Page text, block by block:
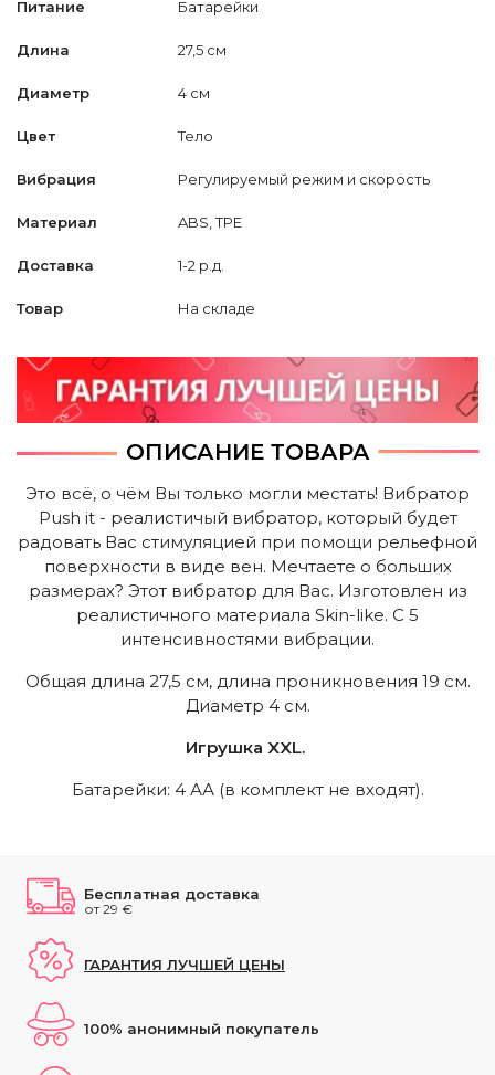
Питание Батарейки
Длина 27,5 см
Диаметр 4 см
Цвет Тело
Вибрация Регулируемый режим и скорость
Материал ABS, TPE
Доставка 1-2 р.д.
Товар На складе
ОПИСАНИЕ ТОВАРА
Это всё, о чём Вы только могли местать! Вибратор
Push it - реалистичый вибратор, который будет
радовать Вас стимуляцией при помощи рельефной
поверхности в виде вен. Мечтаете о больших
размерах? Этот вибратор для Вас. Изготовлен из
реалистичного материала Skin-like. C 5
интенсивностями вибрации.
Общая длина 27,5 см, длина проникновения 19 см.
Диаметр 4 см.
Игрушка XXL.
Батарейки: 4 АА (в комплект не входят).
Бесплатная доставка
от 29 €
ГАРАНТИЯ ЛУЧШЕЙ ЦЕНЫ
100% анонимный покупатель